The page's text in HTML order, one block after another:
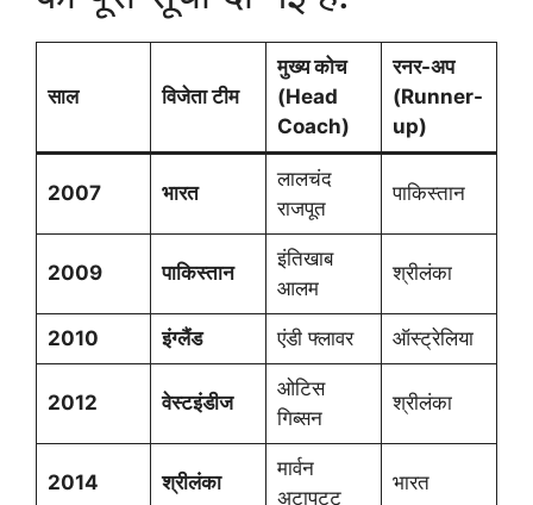
साल विजेता टीम
मुख्य कोच
(Head
Coach)
रनर-अप
(Runner-
up)
2007 भारत
लालचंद
राजपूत
पाकिस्तान
2009 पाकिस्तान
इंतिखाब
आलम
श्रीलंका
2010 इंग्लैंड एंडी फ्लावर ऑस्ट्रेलिया
2012 वेस्टइंडीज
ओटिस
गिब्सन
श्रीलंका
2014 श्रीलंका
मार्वन
अटापट्टू
भारत